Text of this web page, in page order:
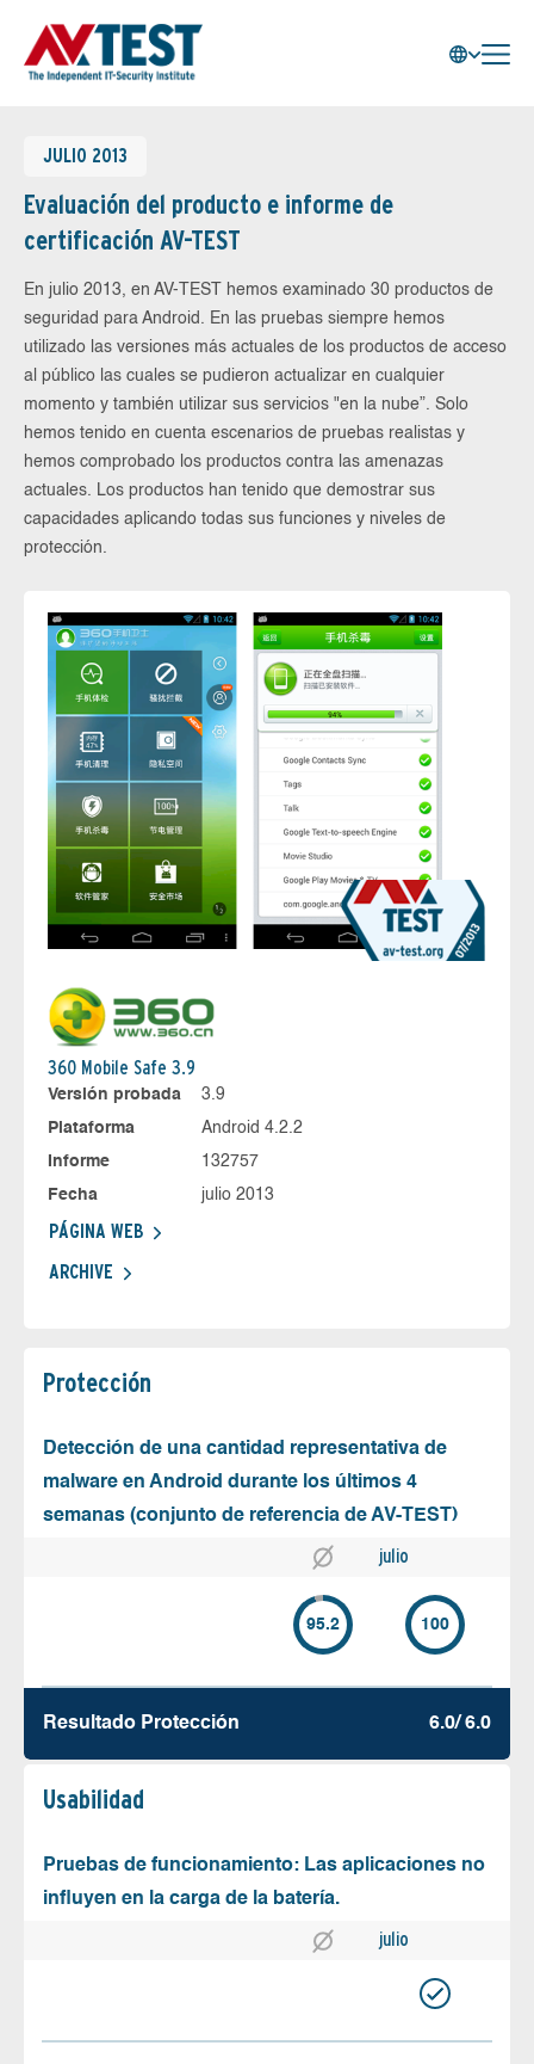
JULIO 2013
Evaluación del producto e informe de
certificación AV-TEST
En julio 2013, en AV-TEST hemos examinado 30 productos de
seguridad para Android. En las pruebas siempre hemos
utilizado las versiones más actuales de los productos de acceso
al público las cuales se pudieron actualizar en cualquier
momento y también utilizar sus servicios "en la nube”. Solo
hemos tenido en cuenta escenarios de pruebas realistas y
hemos comprobado los productos contra las amenazas
actuales. Los productos han tenido que demostrar sus
capacidades aplicando todas sus funciones y niveles de
protección.
360 Mobile Safe 3.9
Versión probada
3.9
Plataforma
Android 4.2.2
Informe
132757
Fecha
julio 2013
PÁGINA WEB
ARCHIVE
Protección
Detección de una cantidad representativa de
malware en Android durante los últimos 4
semanas (conjunto de referencia de AV-TEST)
julio
95.2 100
Resultado Protección 6.0/ 6.0
Usabilidad
Pruebas de funcionamiento: Las aplicaciones no
influyen en la carga de la batería.
julio